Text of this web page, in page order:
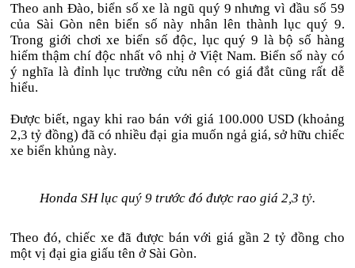
Theo anh Đào, biển số xe là ngũ quý 9 nhưng vì đầu số 59
của Sài Gòn nên biển số này nhân lên thành lục quý 9.
Trong giới chơi xe biển số độc, lục quý 9 là bộ số hàng
hiếm thậm chí độc nhất vô nhị ở Việt Nam. Biển số này có
ý nghĩa là đỉnh lục trường cửu nên có giá đắt cũng rất dễ
hiểu.
Được biết, ngay khi rao bán với giá 100.000 USD (khoảng
2,3 tỷ đồng) đã có nhiều đại gia muốn ngả giá, sở hữu chiếc
xe biển khủng này.
Honda SH lục quý 9 trước đó được rao giá 2,3 tỷ.
Theo đó, chiếc xe đã được bán với giá gần 2 tỷ đồng cho
một vị đại gia giấu tên ở Sài Gòn.